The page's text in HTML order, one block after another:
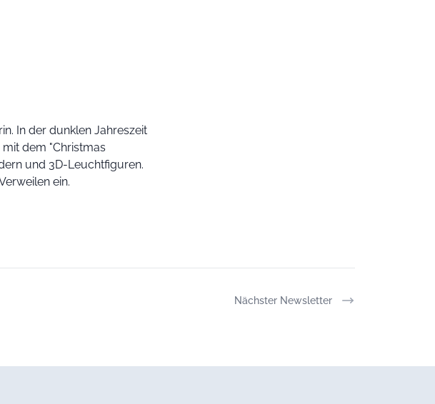
In der dunklen Jahreszeit
dem "Christmas
und 3D-Leuchtfiguren.
ein.
Nächster Newsletter